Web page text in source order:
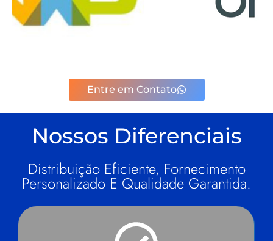
Entre em Contato
Nossos Diferenciais
Distribuição Eficiente, Fornecimento
Personalizado E Qualidade Garantida.